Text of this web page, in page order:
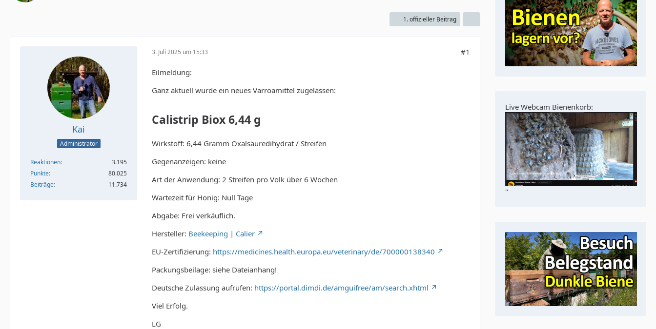
1. offizieller Beitrag
Kai
Administrator
Reaktionen
3.195
Punkte
80.025
Beiträge
11.734
3. Juli 2025 um 15:33 #1
Eilmeldung:
Ganz aktuell wurde ein neues Varroamittel zugelassen:
Calistrip Biox 6,44 g
Wirkstoff: 6,44 Gramm Oxalsäuredihydrat / Streifen
Gegenanzeigen: keine
Art der Anwendung: 2 Streifen pro Volk über 6 Wochen
Wartezeit für Honig: Null Tage
Abgabe: Frei verkäuflich.
Hersteller: Beekeeping | Calier
EU-Zertifizierung: https://medicines.health.europa.eu/veterinary/de/700000138340
Packungsbeilage: siehe Dateianhang!
Deutsche Zulassung aufrufen: https://portal.dimdi.de/amguifree/am/search.xhtml
Viel Erfolg.
LG
Live Webcam Bienenkorb:
"